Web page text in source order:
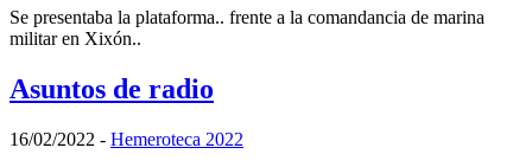
Se presentaba la plataforma.. frente a la comandancia de marina
militar en Xixón..
Asuntos de radio
16/02/2022 - Hemeroteca 2022